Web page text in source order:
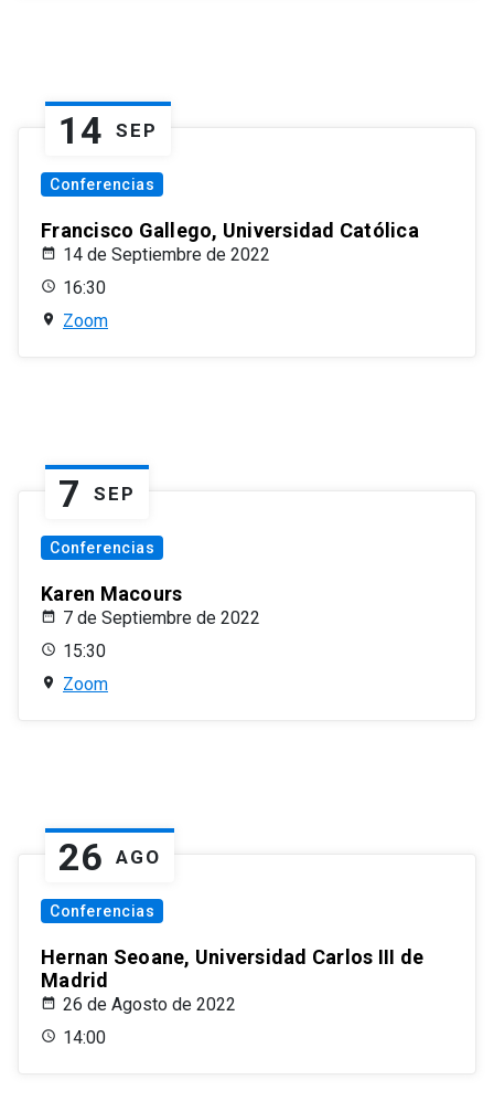
14 SEP
Conferencias
Francisco Gallego, Universidad Católica
14 de Septiembre de 2022
16:30
Zoom
7 SEP
Conferencias
Karen Macours
7 de Septiembre de 2022
15:30
Zoom
26 AGO
Conferencias
Hernan Seoane, Universidad Carlos III de
Madrid
26 de Agosto de 2022
14:00